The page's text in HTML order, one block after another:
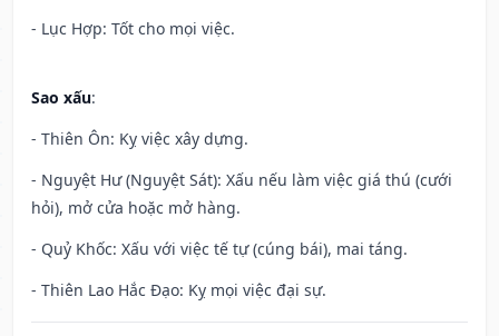
- Lục Hợp: Tốt cho mọi việc.
Sao xấu:
- Thiên Ôn: Kỵ việc xây dựng.
- Nguyệt Hư (Nguyệt Sát): Xấu nếu làm việc giá thú (cưới
hỏi), mở cửa hoặc mở hàng.
- Quỷ Khốc: Xấu với việc tế tự (cúng bái), mai táng.
- Thiên Lao Hắc Đạo: Kỵ mọi việc đại sự.